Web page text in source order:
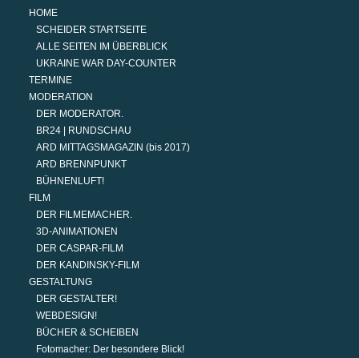
HOME
SCHEIDER STARTSEITE
ALLE SEITEN IM ÜBERBLICK
UKRAINE WAR DAY-COUNTER
TERMINE
MODERATION
DER MODERATOR.
BR24 | RUNDSCHAU
ARD MITTAGSMAGAZIN (bis 2017)
ARD BRENNPUNKT
BÜHNENLUFT!
FILM
DER FILMEMACHER.
3D-ANIMATIONEN
DER CASPAR-FILM
DER KANDINSKY-FILM
GESTALTUNG
DER GESTALTER!
WEBDESIGN!
BÜCHER & SCHEIBEN
Fotomacher: Der besondere Blick!